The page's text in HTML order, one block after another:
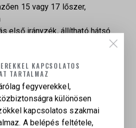
15 vagy 17 lőszer,
első irányzék, állítható hátsó
optic-ready szán
IPSC, dinamikus
KAPCSOLATOS
TARTALMAZ
fegyverekkel,
különösen
kapcsolatos szakmai
A belépés feltétele,